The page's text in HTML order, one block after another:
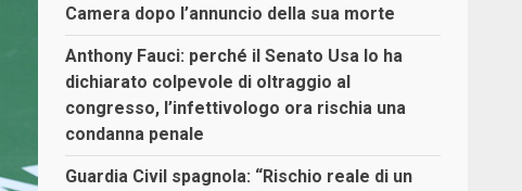
Camera dopo l’annuncio della sua morte
Anthony Fauci: perché il Senato Usa lo ha
dichiarato colpevole di oltraggio al
congresso, l’infettivologo ora rischia una
condanna penale
Guardia Civil spagnola: “Rischio reale di un